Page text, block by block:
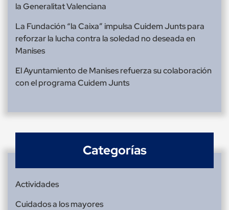
la Generalitat Valenciana
La Fundación “la Caixa” impulsa Cuidem Junts para
reforzar la lucha contra la soledad no deseada en
Manises
El Ayuntamiento de Manises refuerza su colaboración
con el programa Cuidem Junts
Categorías
Actividades
Cuidados a los mayores